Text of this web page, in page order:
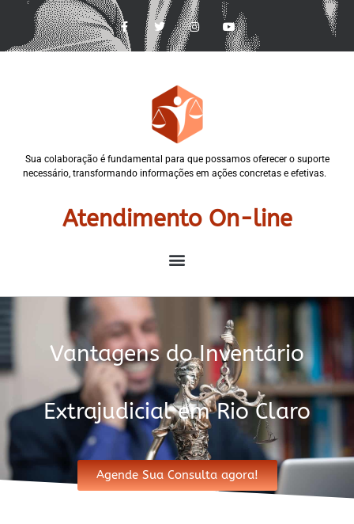
Sua colaboração é fundamental para que possamos oferecer o suporte
necessário, transformando informações em ações concretas e efetivas.
Atendimento On-line
Vantagens do Inventário
Extrajudicial em Rio Claro
Agende Sua Consulta agora!